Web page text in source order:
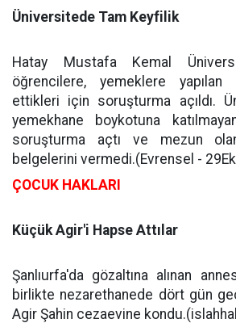
Üniversitede Tam Keyfilik
Hatay Mustafa Kemal
öğrencilere, yemeklere yapılan
ettikleri için soruşturma açıldı.
yemekhane boykotuna
soruşturma açtı ve mezun
belgelerini vermedi.(Evrensel -
ÇOCUK HAKLARI
Küçük Agir'i Hapse Attılar
Şanlıurfa'da gözaltına alınan
birlikte nezarethanede dört gün
Agir Şahin cezaevine